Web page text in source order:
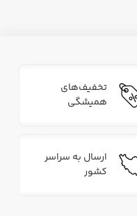
تخفیف‌های
همیشگی
ارسال به سراسر
کشور